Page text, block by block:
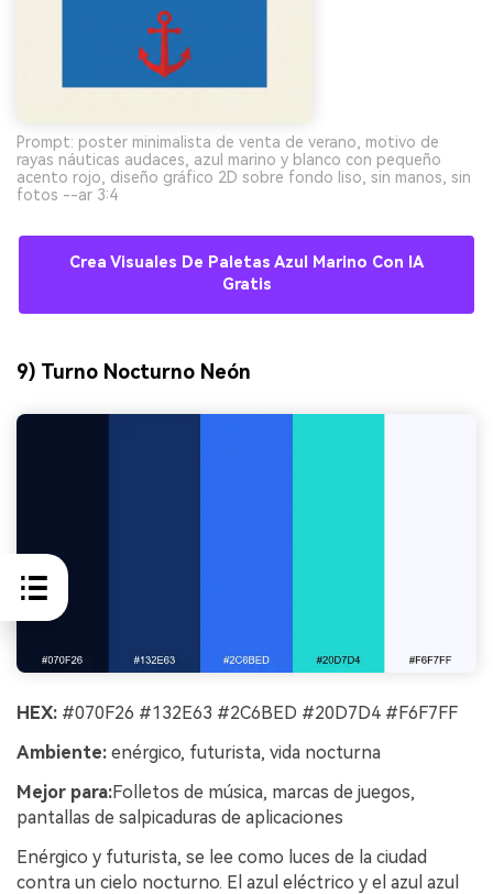
Prompt: poster minimalista de venta de verano, motivo de
rayas náuticas audaces, azul marino y blanco con pequeño
acento rojo, diseño gráfico 2D sobre fondo liso, sin manos, sin
fotos --ar 3:4
Crea Visuales De Paletas Azul Marino Con IA
Gratis
9) Turno Nocturno Neón
HEX: #070F26 #132E63 #2C6BED #20D7D4 #F6F7FF
Ambiente: enérgico, futurista, vida nocturna
Mejor para:Folletos de música, marcas de juegos,
pantallas de salpicaduras de aplicaciones
Enérgico y futurista, se lee como luces de la ciudad
contra un cielo nocturno. El azul eléctrico y el azul azul